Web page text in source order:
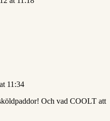
11:34
Och vad COOLT att